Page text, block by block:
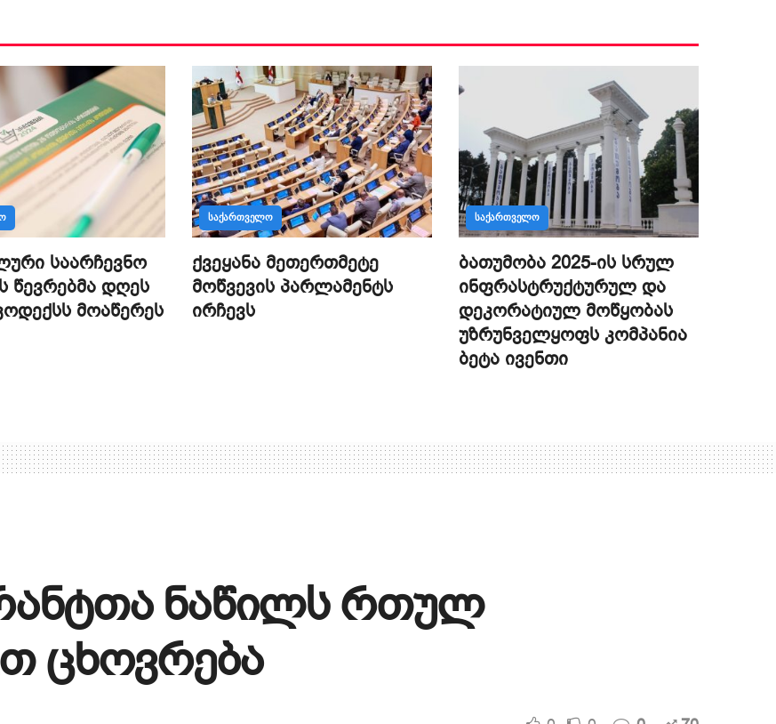
საარჩევნო
წევრებმა დღეს
მოაწერეს
ᲡᲐᲥᲐᲠᲗᲕᲔᲚᲝ
ქვეყანა მეთერთმეტე
მოწვევის პარლამენტს
ირჩევს
ᲡᲐᲥᲐᲠᲗᲕᲔᲚᲝ
ბათუმობა 2025-ის სრულ
ინფრასტრუქტურულ და
დეკორატიულ მოწყობას
უზრუნველყოფს კომპანია
ბეტა ივენთი
ნაწილს რთულ
ცხოვრება